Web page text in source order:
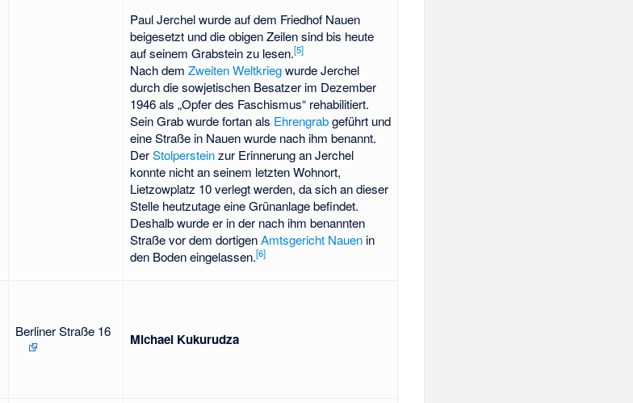
Paul Jerchel wurde auf dem Friedhof Nauen
beigesetzt und die obigen Zeilen sind bis heute
auf seinem Grabstein zu lesen.[5]
Nach dem Zweiten Weltkriegwurde Jerchel
durch die sowjetischen Besatzer im Dezember
1946 als „Opfer des Faschismus“ rehabilitiert.
Sein Grab wurde fortan als Ehrengrabgeführt und
eine Straße in Nauen wurde nach ihm benannt.
DerStolpersteinzur Erinnerung an Jerchel
konnte nicht an seinem letzten Wohnort,
Lietzowplatz 10 verlegt werden, da sich an dieser
Stelle heutzutage eine Grünanlage befindet.
Deshalb wurde er in der nach ihm benannten
Straße vor dem dortigenAmtsgericht Nauenin
den Boden eingelassen.[6]
Berliner Straße 16 Michael Kukurudza